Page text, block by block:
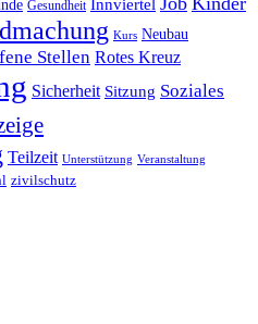
Gesundheit Innviertel
Kurs Neubau
Stellen Rotes Kreuz
Sicherheit Sitzung Soziales
Teilzeit Unterstützung Veranstaltung
zivilschutz